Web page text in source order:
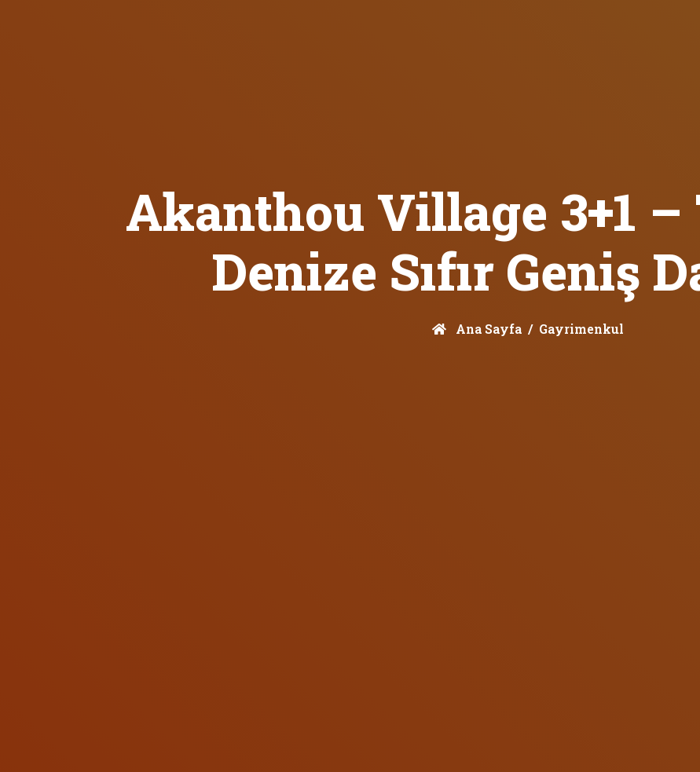
Akanthou Village 3+1 –
Denize Sıfır Geniş
Ana Sayfa Gayrimenkul